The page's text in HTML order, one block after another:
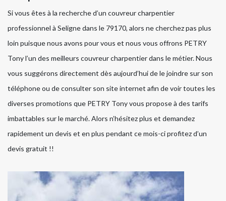
Si vous êtes à la recherche d’un couvreur charpentier
professionnel à Seligne dans le 79170, alors ne cherchez pas plus
loin puisque nous avons pour vous et nous vous offrons PETRY
Tony l’un des meilleurs couvreur charpentier dans le métier. Nous
vous suggérons directement dès aujourd’hui de le joindre sur son
téléphone ou de consulter son site internet afin de voir toutes les
diverses promotions que PETRY Tony vous propose à des tarifs
imbattables sur le marché. Alors n’hésitez plus et demandez
rapidement un devis et en plus pendant ce mois-ci profitez d’un
devis gratuit !!